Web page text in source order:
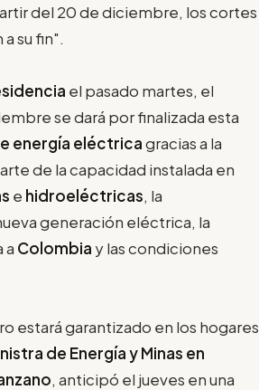
del 20 de diciembre, los cortes
su fin".
el pasado martes, el
se dará por finalizada esta
energía eléctricagracias a la
de la capacidad instalada en
e hidroeléctricas, la
generación eléctrica, la
a Colombia y las condiciones
estará garantizado en los hogares
de Energía y Minas en
, anticipó el jueves en una